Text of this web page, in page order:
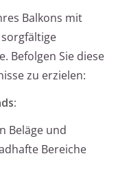
Balkons mit
Befolgen Sie diese
zu erzielen:
Beläge und
Bereiche